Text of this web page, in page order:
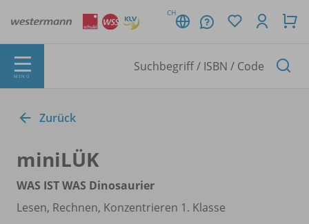
CH
MENÜ
Zurück
miniLÜK
WAS IST WAS Dinosaurier
Lesen, Rechnen, Konzentrieren 1. Klasse